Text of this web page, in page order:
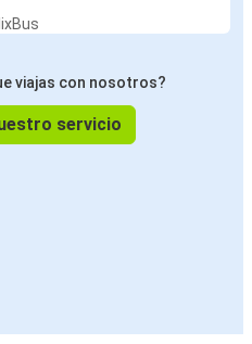
viajas con nosotros?
servicio